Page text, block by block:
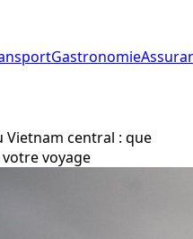
Gastronomie
Vietnam central : que
voyage